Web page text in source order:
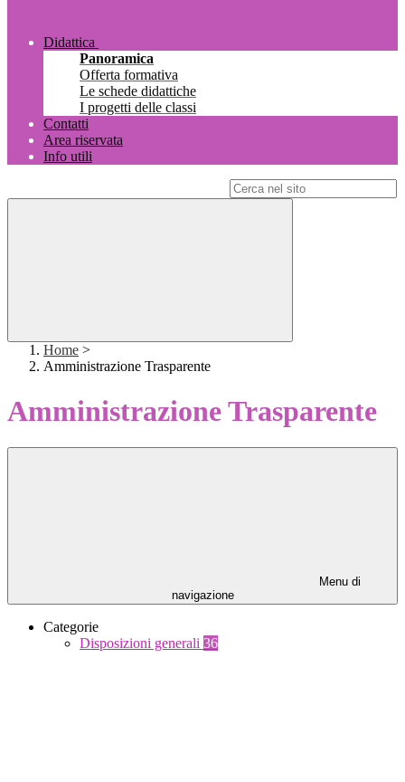
Didattica
Panoramica
Offerta formativa
Le schede didattiche
I progetti delle classi
Contatti
Area riservata
Info utili
Home >
Amministrazione Trasparente
Amministrazione Trasparente
Menu di
navigazione
Categorie
Disposizioni generali 36